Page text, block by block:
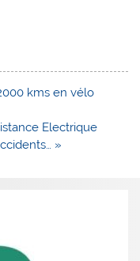
kms en vélo
Electrique
»